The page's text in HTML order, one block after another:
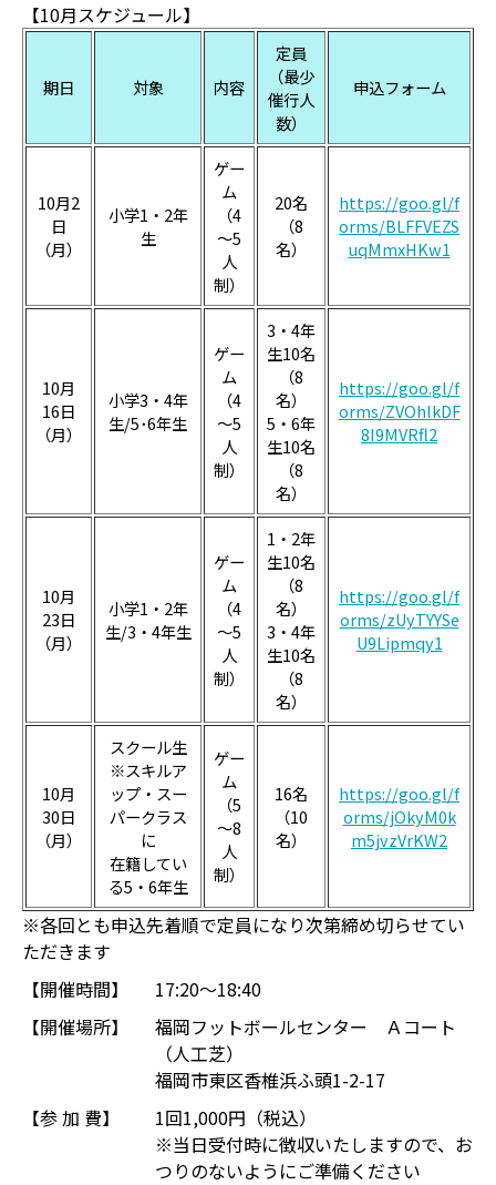
【10月スケジュール】
期日 対象 内容
定員
（最少
催行人
数）
申込フォーム
10月2
日
（月）
小学1・2年
生
ゲー
ム
（4
～5
人
制）
20名
（8
名）
https://goo.gl/f
orms/BLFFVEZS
uqMmxHKw1
10月
16日
（月）
小学3・4年
生/5･6年生
ゲー
ム
（4
～5
人
制）
3・4年
生10名
（8
名）
5・6年
生10名
（8
名）
https://goo.gl/f
orms/ZVOhlkDF
8I9MVRfl2
10月
23日
（月）
小学1・2年
生/3・4年生
ゲー
ム
（4
～5
人
制）
1・2年
生10名
（8
名）
3・4年
生10名
（8
名）
https://goo.gl/f
orms/zUyTYYSe
U9Lipmqy1
10月
30日
（月）
スクール生
※スキルア
ップ・スー
パークラス
に
在籍してい
る5・6年生
ゲー
ム
（5
～8
人
制）
16名
（10
名）
https://goo.gl/f
orms/jOkyM0k
m5jvzVrKW2
※各回とも申込先着順で定員になり次第締め切らせてい
ただきます
【開催時間】
17:20～18:40
【開催場所】
福岡フットボールセンター Ａコート
（人工芝）
福岡市東区香椎浜ふ頭1-2-17
【参 加 費】
1回1,000円（税込）
※当日受付時に徴収いたしますので、お
つりのないようにご準備ください